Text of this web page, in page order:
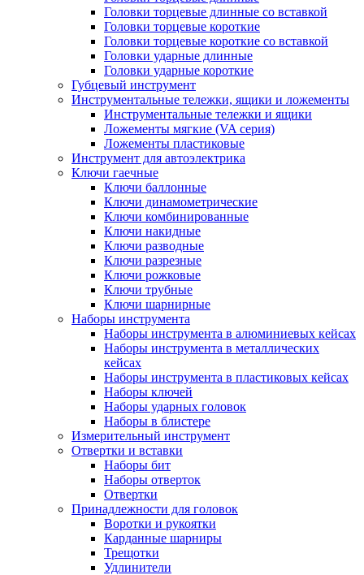
Головки торцевые длинные со вставкой
Головки торцевые короткие
Головки торцевые короткие со вставкой
Головки ударные длинные
Головки ударные короткие
Губцевый инструмент
Инструментальные тележки, ящики и ложементы
Инструментальные тележки и ящики
Ложементы мягкие (VA серия)
Ложементы пластиковые
Инструмент для автоэлектрика
Ключи гаечные
Ключи баллонные
Ключи динамометрические
Ключи комбинированные
Ключи накидные
Ключи разводные
Ключи разрезные
Ключи рожковые
Ключи трубные
Ключи шарнирные
Наборы инструмента
Наборы инструмента в алюминиевых кейсах
Наборы инструмента в металлических
кейсах
Наборы инструмента в пластиковых кейсах
Наборы ключей
Наборы ударных головок
Наборы в блистере
Измерительный инструмент
Отвертки и вставки
Наборы бит
Наборы отверток
Отвертки
Принадлежности для головок
Воротки и рукоятки
Карданные шарниры
Трещотки
Удлинители